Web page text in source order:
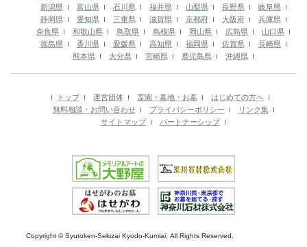
新潟県
富山県 石川県 福井県 山梨県 長野県
岐阜県
静岡県
愛知県 三重県 滋賀県 京都府 大阪府
兵庫県
奈良県
和歌山県 鳥取県 島根県 岡山県 広島県
山口県
徳島県
香川県 愛媛県 高知県 福岡県 佐賀県
長崎県
熊本県
大分県 宮崎県 鹿児島県 沖縄県
トップ 運営団体 霊園・墓地・お墓
はじめての方へ
無料相談・お問い合わせ
プライバシーポリシー
リンク集
サイトマップ
パートナーシップ
Copyright © Syutoken-Sekizai Kyodo-Kumiai, All Rights Reserved.